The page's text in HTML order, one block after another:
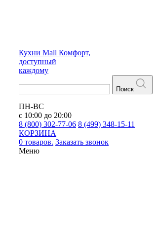
Кухни Mall Комфорт,
доступный
каждому
Поиск
ПН-ВС
с 10:00 до 20:00
8 (800) 302-77-06 8 (499) 348-15-11
КОРЗИНА
0 товаров. Заказать звонок
Меню